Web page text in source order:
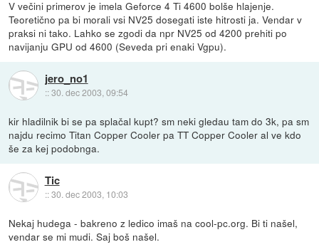
V večini primerov je imela Geforce 4 Ti 4600 bolše hlajenje.
Teoretično pa bi morali vsi NV25 dosegati iste hitrosti ja. Vendar v
praksi ni tako. Lahko se zgodi da npr NV25 od 4200 prehiti po
navijanju GPU od 4600 (Seveda pri enaki Vgpu).
jero_no1
::30. dec 2003, 09:54
kir hladilnik bi se pa splačal kupt? sm neki gledau tam do 3k, pa sm
najdu recimo Titan Copper Cooler pa TT Copper Cooler al ve kdo
še za kej podobnga.
Tic
::30. dec 2003, 10:03
Nekaj hudega - bakreno z ledico imaš na cool-pc.org. Bi ti našel,
vendar se mi mudi. Saj boš našel.